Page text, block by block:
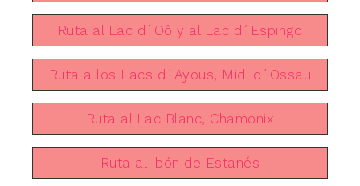
Ruta al Lac d´Oô y al Lac d´Espingo
Ruta a los Lacs d´Ayous, Midi d´Ossau
Ruta al Lac Blanc, Chamonix
Ruta al Ibón de Estanés